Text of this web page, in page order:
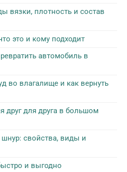
вязки, плотность и состав
это и кому подходит
автомобиль в
во влагалище и как вернуть
друг для друга в большом
свойства, виды и
и выгодно